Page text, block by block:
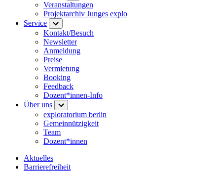
Veranstaltungen
Projektarchiv Junges explo
Service
Kontakt/Besuch
Newsletter
Anmeldung
Preise
Vermietung
Booking
Feedback
Dozent*innen-Info
Über uns
exploratorium berlin
Gemeinnützigkeit
Team
Dozent*innen
Aktuelles
Barrierefreiheit